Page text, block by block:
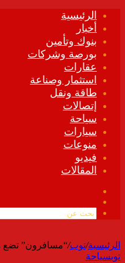
الرئيسية
أخبار
بنوك وتأمين
بورصة وشركات
عقارات
استثمار وصناعة
طاقة ونقل
إتصالات
سياحة
سيارات
منوعات
فيديو
المقالات
الموقع
الرئيسية/توب/“مسافرون” تضع
توبسياحة